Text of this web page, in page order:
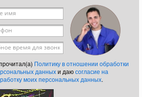
имя*
*
время для звонка
Политику в отношении обработки
данныхи даюсогласие на
моих персональных данных.